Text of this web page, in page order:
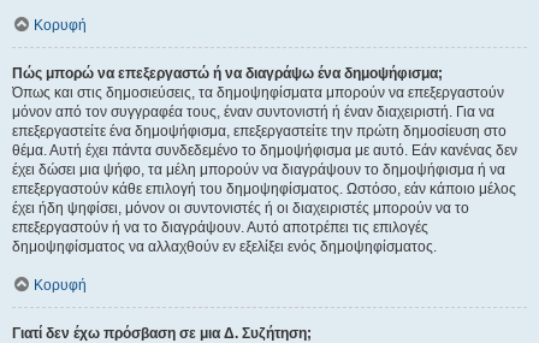
Κορυφή
Πώς μπορώ να επεξεργαστώ ή να διαγράψω ένα δημοψήφισμα;
Όπως και στις δημοσιεύσεις, τα δημοψηφίσματα μπορούν να επεξεργαστούν
μόνον από τον συγγραφέα τους, έναν συντονιστή ή έναν διαχειριστή. Για να
επεξεργαστείτε ένα δημοψήφισμα, επεξεργαστείτε την πρώτη δημοσίευση στο
θέμα. Αυτή έχει πάντα συνδεδεμένο το δημοψήφισμα με αυτό. Εάν κανένας δεν
έχει δώσει μια ψήφο, τα μέλη μπορούν να διαγράψουν το δημοψήφισμα ή να
επεξεργαστούν κάθε επιλογή του δημοψηφίσματος. Ωστόσο, εάν κάποιο μέλος
έχει ήδη ψηφίσει, μόνον οι συντονιστές ή οι διαχειριστές μπορούν να το
επεξεργαστούν ή να το διαγράψουν. Αυτό αποτρέπει τις επιλογές
δημοψηφίσματος να αλλαχθούν εν εξελίξει ενός δημοψηφίσματος.
Κορυφή
Γιατί δεν έχω πρόσβαση σε μια Δ. Συζήτηση;